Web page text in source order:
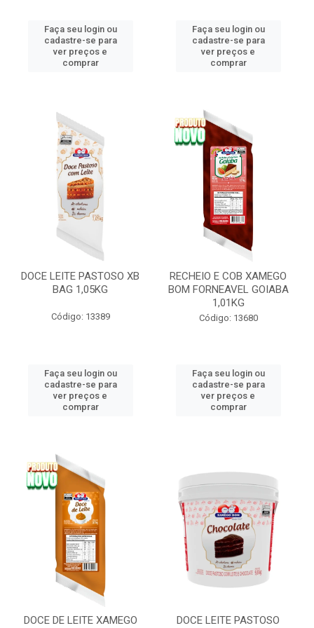
Faça seu login ou
cadastre-se para
ver preços e
comprar
Faça seu login ou
cadastre-se para
ver preços e
comprar
DOCE LEITE PASTOSO XB
BAG 1,05KG
Código: 13389
Faça seu login ou
cadastre-se para
ver preços e
comprar
RECHEIO E COB XAMEGO
BOM FORNEAVEL GOIABA
1,01KG
Código: 13680
Faça seu login ou
cadastre-se para
ver preços e
comprar
DOCE DE LEITE XAMEGO
DOCE LEITE PASTOSO